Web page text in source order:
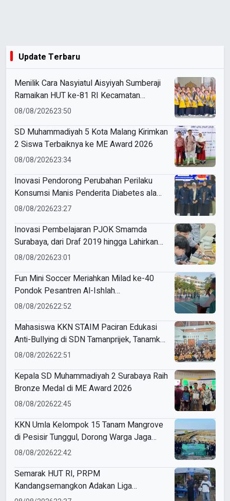
Update Terbaru
Menilik Cara Nasyiatul Aisyiyah Sumberaji
Ramaikan HUT ke-81 RI Kecamatan
Sukodadi
08/08/202623:50
SD Muhammadiyah 5 Kota Malang Kirimkan
2 Siswa Terbaiknya ke ME Award 2026
08/08/202623:34
Inovasi Pendorong Perubahan Perilaku
Konsumsi Manis Penderita Diabetes ala
Mahasiswa Unesa
08/08/202623:27
Inovasi Pembelajaran PJOK Smamda
Surabaya, dari Draf 2019 hingga Lahirkan
Modul Gizi Digital
08/08/202623:01
Fun Mini Soccer Meriahkan Milad ke-40
Pondok Pesantren Al-Ishlah
Sendangagung
08/08/202622:52
Mahasiswa KKN STAIM Paciran Edukasi
Anti-Bullying di SDN Tamanprijek, Tanamkan
Empati Sejak Dini
08/08/202622:51
Kepala SD Muhammadiyah 2 Surabaya Raih
Bronze Medal di ME Award 2026
08/08/202622:45
KKN Umla Kelompok 15 Tanam Mangrove
di Pesisir Tunggul, Dorong Warga Jaga
Lingkungan
08/08/202622:42
Semarak HUT RI, PRPM
Kandangsemangkon Adakan Liga